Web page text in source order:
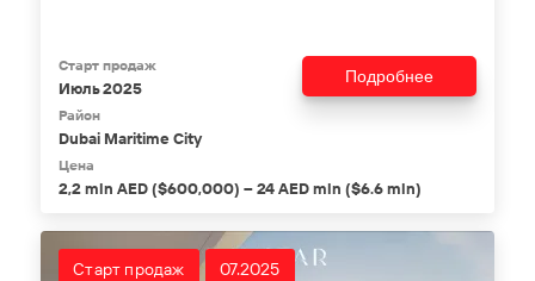
Старт продаж
Июль 2025
Район
Dubai Maritime City
Цена
2,2 mln AED ($600,000) – 24 AED mln ($6.6 mln)
Подробнее
Старт продаж 07.2025